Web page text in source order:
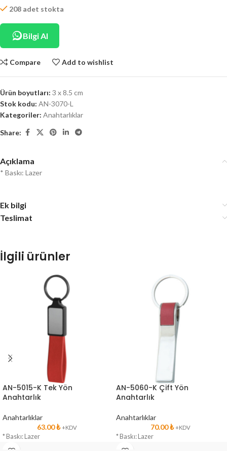
208 adet stokta
Bilgi Al
Compare Add to wishlist
Ürün boyutları: 3 x 8.5 cm
Stok kodu: AN-3070-L
Kategoriler: Anahtarlıklar
Share:
Açıklama
* Baskı: Lazer
Ek bilgi
Teslimat
İlgili ürünler
AN-5015-K Tek Yön
Anahtarlık
Anahtarlıklar
63.00₺ +KDV
* Baskı: Lazer
AN-5060-K Çift Yön
Anahtarlık
Anahtarlıklar
70.00₺ +KDV
* Baskı: Lazer